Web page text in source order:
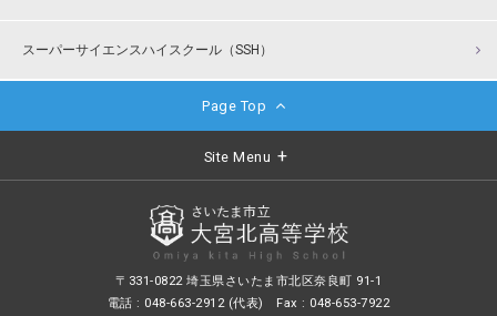
スーパーサイエンスハイスクール（SSH）
Page Top
Site Menu
〒331-0822 埼玉県さいたま市北区奈良町 91-1
電話 : 048-663-2912 (代表) Fax : 048-653-7922